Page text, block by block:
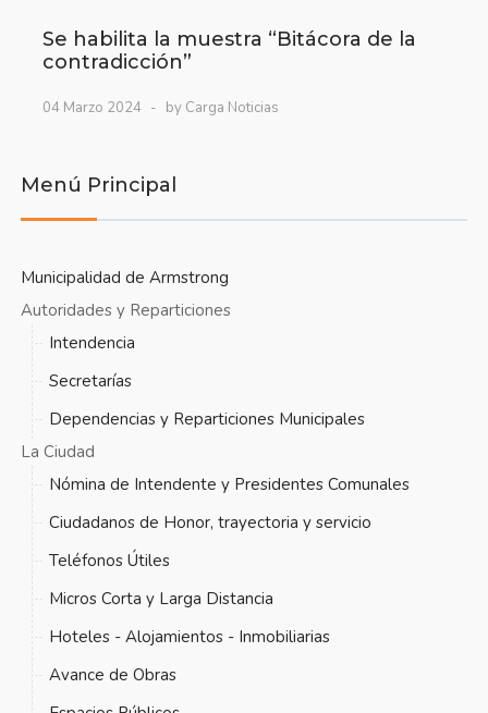
Se habilita la muestra “Bitácora de la
contradicción”
04 Marzo 2024 by Carga Noticias
Menú Principal
Municipalidad de Armstrong
Autoridades y Reparticiones
Intendencia
Secretarías
Dependencias y Reparticiones Municipales
La Ciudad
Nómina de Intendente y Presidentes Comunales
Ciudadanos de Honor, trayectoria y servicio
Teléfonos Útiles
Micros Corta y Larga Distancia
Hoteles - Alojamientos - Inmobiliarias
Avance de Obras